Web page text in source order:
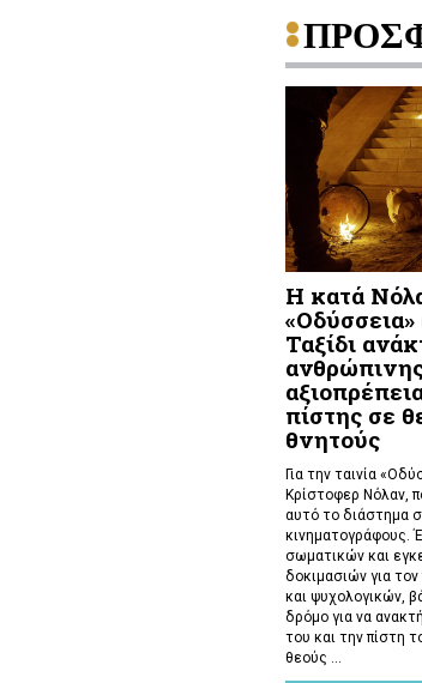
Η κατά
«Οδύσσεια»
Ταξίδι
πίστης σε
θνητούς
Για την ταινία
Κρίστοφερ Νόλαν,
αυτό το διάστημα
κινηματογράφους.
σωματικών και
δοκιμασιών για
και ψυχολογικών,
δρόμο για να
του και την πίστη
θεούς ...